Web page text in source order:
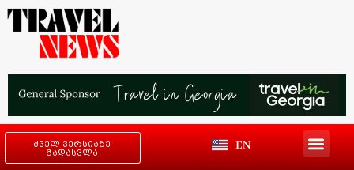
ძველ ვერსიაზე
გადასვლა
EN